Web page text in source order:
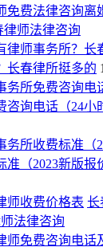
免费法律咨询离
律师法律咨询
长春律所挺多的
咨询电话（24小
（2023新版报
长
法律咨询